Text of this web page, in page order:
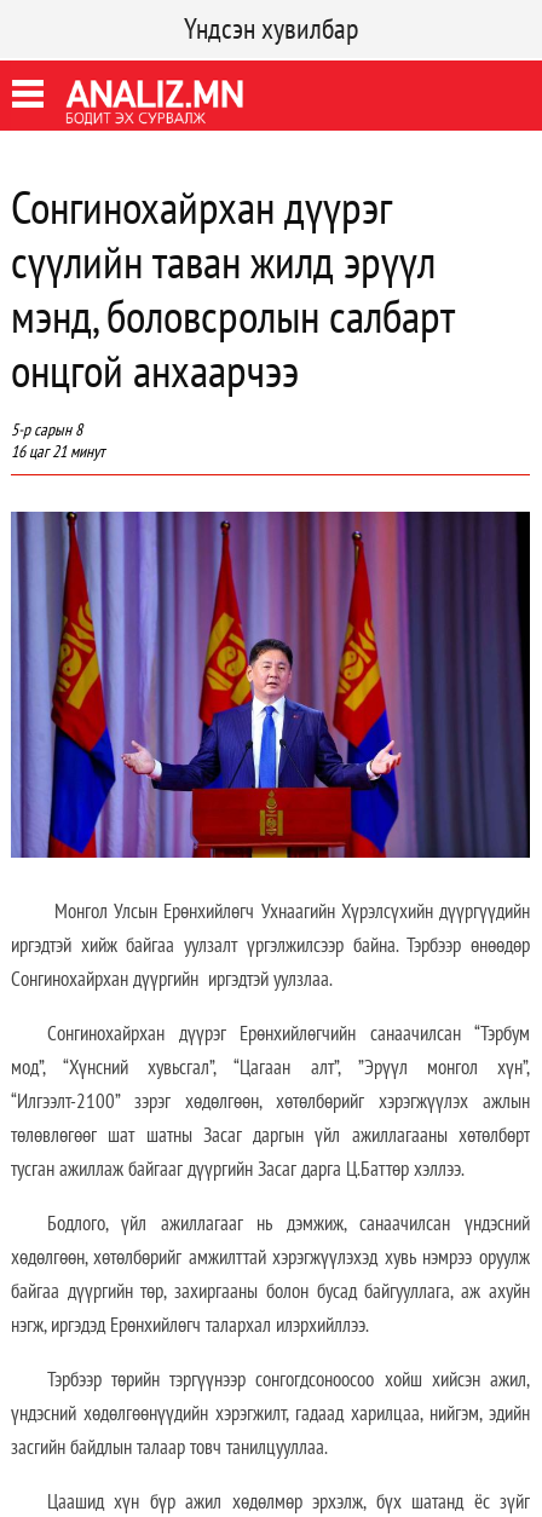
Үндсэн хувилбар
Сонгинохайрхан дүүрэг
сүүлийн таван жилд эрүүл
мэнд, боловсролын салбарт
онцгой анхаарчээ
5-р сарын 8
16 цаг 21 минут
Монгол Улсын Ерөнхийлөгч Ухнаагийн Хүрэлсүхийн дүүргүүдийн
иргэдтэй хийж байгаа уулзалт үргэлжилсээр байна. Тэрбээр өнөөдөр
Сонгинохайрхан дүүргийн иргэдтэй уулзлаа.
Сонгинохайрхан дүүрэг Ерөнхийлөгчийн санаачилсан “Тэрбум
мод”, “Хүнсний хувьсгал”, “Цагаан алт”, ”Эрүүл монгол хүн”,
“Илгээлт-2100” зэрэг хөдөлгөөн, хөтөлбөрийг хэрэгжүүлэх ажлын
төлөвлөгөөг шат шатны Засаг даргын үйл ажиллагааны хөтөлбөрт
тусган ажиллаж байгааг дүүргийн Засаг дарга Ц.Баттөр хэллээ.
Бодлого, үйл ажиллагааг нь дэмжиж, санаачилсан үндэсний
хөдөлгөөн, хөтөлбөрийг амжилттай хэрэгжүүлэхэд хувь нэмрээ оруулж
байгаа дүүргийн төр, захиргааны болон бусад байгууллага, аж ахуйн
нэгж, иргэдэд Ерөнхийлөгч талархал илэрхийллээ.
Тэрбээр төрийн тэргүүнээр сонгогдсоноосоо хойш хийсэн ажил,
үндэсний хөдөлгөөнүүдийн хэрэгжилт, гадаад харилцаа, нийгэм, эдийн
засгийн байдлын талаар товч танилцууллаа.
Цаашид хүн бүр ажил хөдөлмөр эрхэлж, бүх шатанд ёс зүйг